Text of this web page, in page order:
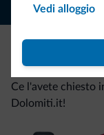
Vedi alloggio
Be Original,
Ce l'avete chiesto
Dolomiti.it!